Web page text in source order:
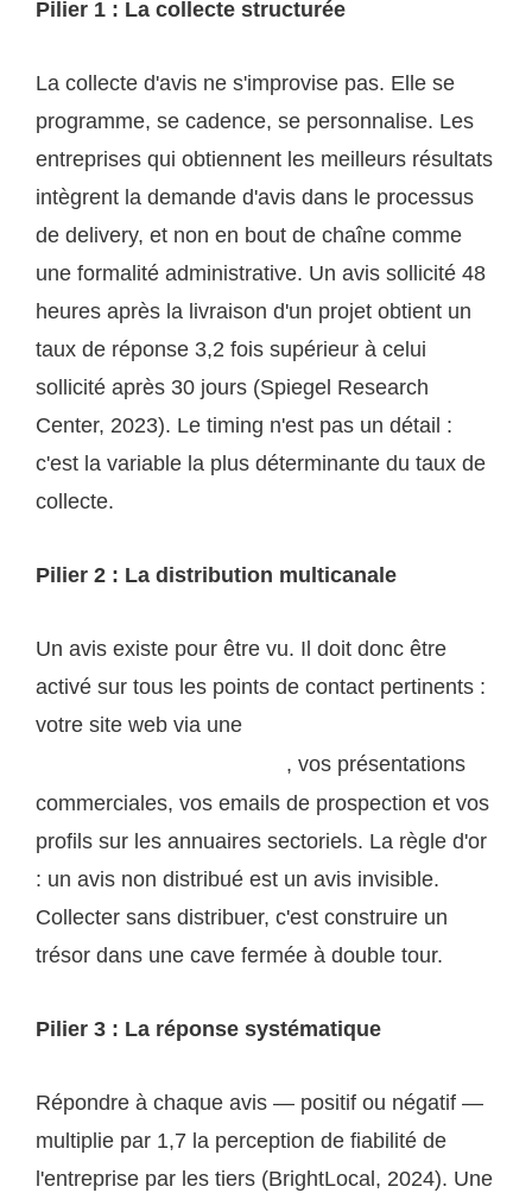
Pilier 1 : La collecte structurée
La collecte d'avis ne s'improvise pas. Elle se
programme, se cadence, se personnalise. Les
entreprises qui obtiennent les meilleurs résultats
intègrent la demande d'avis dans le processus
de delivery, et non en bout de chaîne comme
une formalité administrative. Un avis sollicité 48
heures après la livraison d'un projet obtient un
taux de réponse 3,2 fois supérieur à celui
sollicité après 30 jours (Spiegel Research
Center, 2023). Le timing n'est pas un détail :
c'est la variable la plus déterminante du taux de
collecte.
Pilier 2 : La distribution multicanale
Un avis existe pour être vu. Il doit donc être
activé sur tous les points de contact pertinents :
votre site web via une
, vos présentations
commerciales, vos emails de prospection et vos
profils sur les annuaires sectoriels. La règle d'or
: un avis non distribué est un avis invisible.
Collecter sans distribuer, c'est construire un
trésor dans une cave fermée à double tour.
Pilier 3 : La réponse systématique
Répondre à chaque avis — positif ou négatif —
multiplie par 1,7 la perception de fiabilité de
l'entreprise par les tiers (BrightLocal, 2024). Une